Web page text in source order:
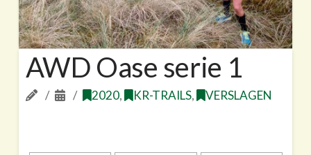
AWD Oase serie 1
2020, KR-TRAILS, VERSLAGEN